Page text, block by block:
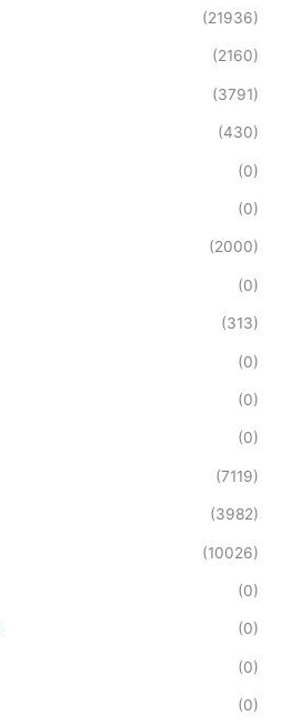
(21936)
(2160)
(3791)
(430)
(0)
(0)
(2000)
(0)
(313)
(0)
(0)
(0)
(7119)
(3982)
(10026)
(0)
(0)
(0)
(0)